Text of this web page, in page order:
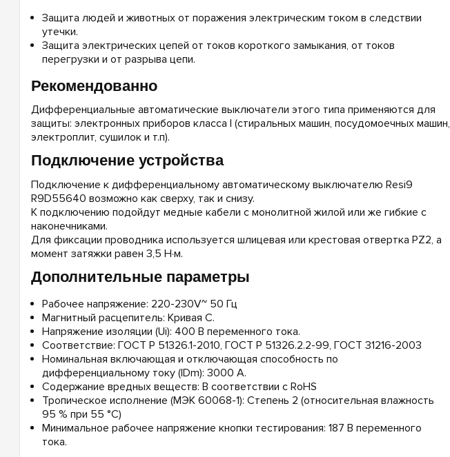
Защита людей и животных от поражения электрическим током в следствии
утечки.
Защита электрических цепей от токов короткого замыкания, от токов
перегрузки и от разрыва цепи.
Рекомендованно
Дифференциальные автоматические выключатели этого типа применяются для
защиты: электронных приборов класса I (стиральных машин, посудомоечных машин,
электроплит, сушилок и т.п).
Подключение устройства
Подключение к дифференциальному автоматическому выключателю Resi9
R9D55640 возможно как сверху, так и снизу.
К подключению подойдут медные кабели с монолитной жилой или же гибкие с
наконечниками.
Для фиксации проводника используется шлицевая или крестовая отвертка PZ2, а
момент затяжки равен 3,5 Н·м.
Дополнительные параметры
Рабочее напряжение: 220-230V~ 50 Гц
Магнитный расцепитель: Кривая С.
Напряжение изоляции (Ui): 400 В переменного тока.
Соответствие: ГОСТ Р 51326.1-2010, ГОСТ Р 51326.2.2-99, ГОСТ 31216-2003
Номинальная включающая и отключающая способность по
дифференциальному току (IDm): 3000 А.
Содержание вредных веществ: В соответствии с RoHS
Тропическое исполнение (МЭК 60068-1): Степень 2 (относительная влажность
95 % при 55 °C)
Минимальное рабочее напряжение кнопки тестирования: 187 В переменного
тока.